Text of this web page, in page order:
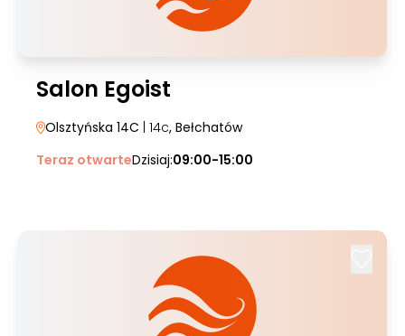
Salon Egoist
Olsztyńska 14C | 14c, Bełchatów
Teraz otwarteDzisiaj:09:00-15:00